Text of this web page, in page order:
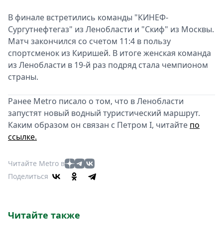
В финале встретились команды "КИНЕФ-
Сургутнефтегаз" из Ленобласти и "Скиф" из Москвы.
Матч закончился со счетом 11:4 в пользу
спортсменок из Киришей. В итоге женская команда
из Ленобласти в 19-й раз подряд стала чемпионом
страны.
Ранее Metro писало о том, что в Ленобласти
запустят новый водный туристический маршрут.
Каким образом он связан с Петром I, читайте по
ссылке.
Читайте Metro в
Поделиться
Читайте также